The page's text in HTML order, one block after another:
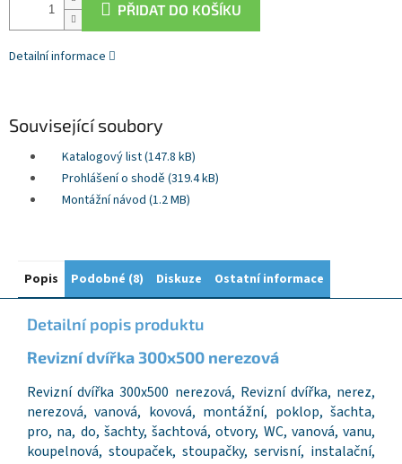
PŘIDAT DO KOŠÍKU
Detailní informace
Související soubory
Katalogový list (147.8 kB)
Prohlášení o shodě (319.4 kB)
Montážní návod (1.2 MB)
Popis Podobné (8) Diskuze Ostatní informace
Detailní popis produktu
Revizní dvířka 300x500 nerezová
Revizní dvířka 300x500 nerezová, Revizní dvířka, nerez,
nerezová, vanová, kovová, montážní, poklop, šachta,
pro, na, do, šachty, šachtová, otvory, WC, vanová, vanu,
koupelnová, stoupaček, stoupačky, servisní, instalační,